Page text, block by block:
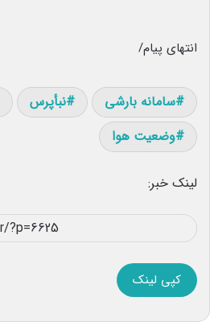
انتهای پیام/
سامانه بارشی نبأپرس
وضعیت هوا
لینک خبر:
کپی لینک